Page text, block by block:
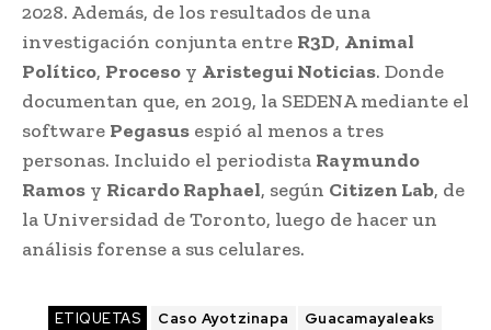
2028. Además, de los resultados de una
investigación conjunta entre R3D, Animal
Político, Proceso y Aristegui Noticias. Donde
documentan que, en 2019, la SEDENA mediante el
software Pegasus espió al menos a tres
personas. Incluido el periodista Raymundo
Ramos y Ricardo Raphael, según Citizen Lab, de
la Universidad de Toronto, luego de hacer un
análisis forense a sus celulares.
ETIQUETAS Caso Ayotzinapa
Guacamayaleaks